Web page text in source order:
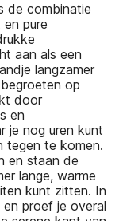
de combinatie
pure
aan als een
langzamer
op
door
en
je nog uren kunt
tegen te komen.
en staan de
lange, warme
kunt zitten. In
proef je overal